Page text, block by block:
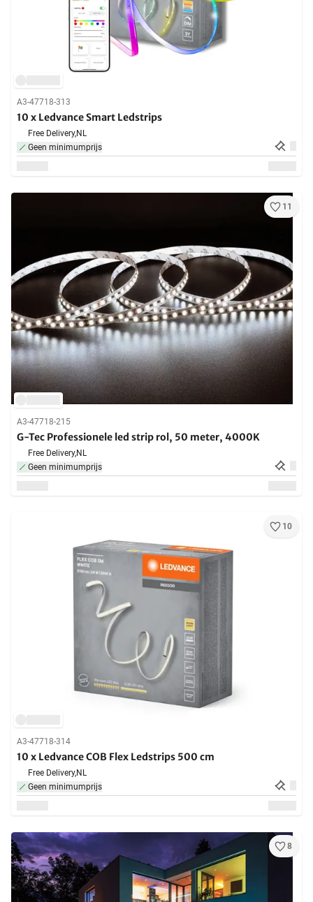
A3-47718-313
10 x Ledvance Smart Ledstrips
Free Delivery,NL
Geen minimumprijs
11
A3-47718-215
G-Tec Professionele led strip rol, 50 meter, 4000K
Free Delivery,NL
Geen minimumprijs
10
A3-47718-314
10 x Ledvance COB Flex Ledstrips 500 cm
Free Delivery,NL
Geen minimumprijs
8